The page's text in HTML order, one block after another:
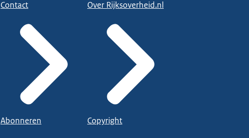
Contact
Abonneren
Over Rijksoverheid.nl
Copyright